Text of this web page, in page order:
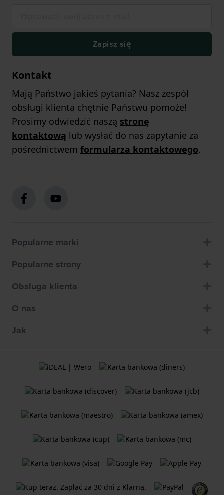
Zapisz się
Kontakt
Mają Państwo jakieś pytania? Nasz zespół
obsługi klienta chętnie Państwu pomoże!
Prosimy odwiedzić naszą stronę
kontaktową lub wysłać do nas zapytanie za
pośrednictwem formularza kontaktowego.
Popularne marki
Popularne strony
Obsluga klienta
O nas
Jak